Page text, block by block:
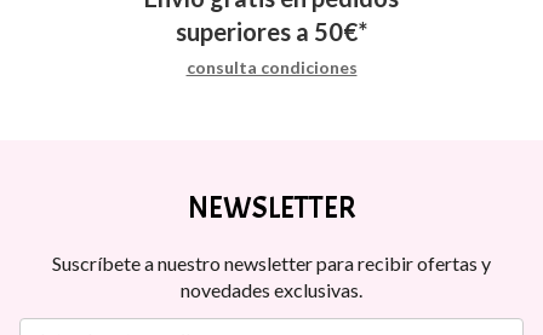
superiores a 50€*
consulta condiciones
NEWSLETTER
Suscríbete a nuestro newsletter para recibir ofertas y
novedades exclusivas.